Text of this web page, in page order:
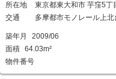
所在地
東京都東大和市 芋窪5丁
交通
多摩都市モノレール上
築年月
2009/06
面積 64.03m²
物件番号